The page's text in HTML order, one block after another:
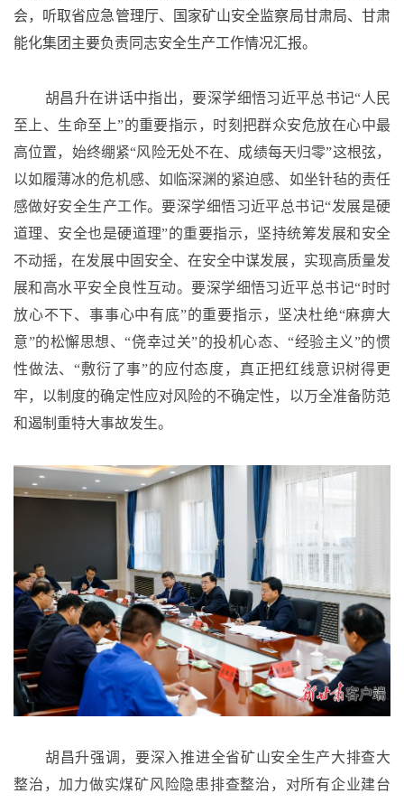
会，听取省应急管理厅、国家矿山安全监察局甘肃局、甘肃
能化集团主要负责同志安全生产工作情况汇报。
胡昌升在讲话中指出，要深学细悟习近平总书记“人民
至上、生命至上”的重要指示，时刻把群众安危放在心中最
高位置，始终绷紧“风险无处不在、成绩每天归零”这根弦，
以如履薄冰的危机感、如临深渊的紧迫感、如坐针毡的责任
感做好安全生产工作。要深学细悟习近平总书记“发展是硬
道理、安全也是硬道理”的重要指示，坚持统筹发展和安全
不动摇，在发展中固安全、在安全中谋发展，实现高质量发
展和高水平安全良性互动。要深学细悟习近平总书记“时时
放心不下、事事心中有底”的重要指示，坚决杜绝“麻痹大
意”的松懈思想、“侥幸过关”的投机心态、“经验主义”的惯
性做法、“敷衍了事”的应付态度，真正把红线意识树得更
牢，以制度的确定性应对风险的不确定性，以万全准备防范
和遏制重特大事故发生。
胡昌升强调，要深入推进全省矿山安全生产大排查大
整治，加力做实煤矿风险隐患排查整治，对所有企业建台